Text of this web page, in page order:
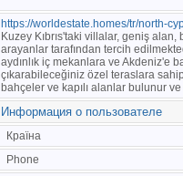
https://worldestate.homes/tr/north-
Kuzey Kıbrıs'taki villalar, geniş alan,
arayanlar tarafından tercih
aydınlık iç mekanlara ve Akdeniz'e
çıkarabileceğiniz özel teraslara
bahçeler ve kapılı alanlar bulunur
Информация о пользователе
Країна
Phone